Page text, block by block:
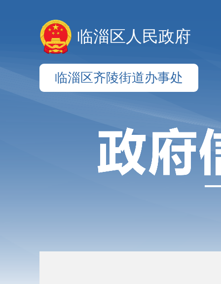
临淄区人民政府
临淄区齐陵街道办事处